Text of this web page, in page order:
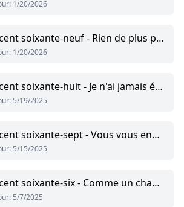
: 1/20/2026
soixante-neuf - Rien de plus parfait
: 1/20/2026
soixante-huit - Je n'ai jamais été aussi nerveux
: 5/19/2025
soixante-sept - Vous vous ennuieriez
: 5/15/2025
soixante-six - Comme un champion.
: 5/7/2025